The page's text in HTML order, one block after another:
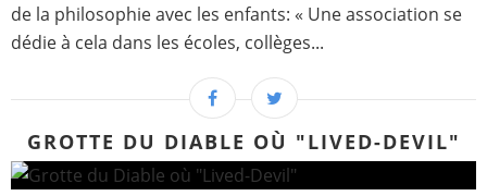
de la philosophie avec les enfants: « Une association se
dédie à cela dans les écoles, collèges...
GROTTE DU DIABLE OÙ "LIVED-DEVIL"